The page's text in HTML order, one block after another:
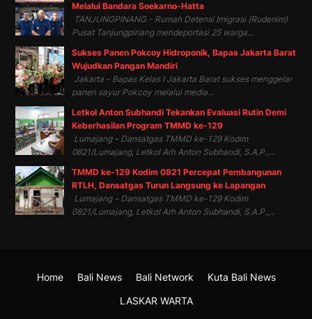
Melalui Bandara Soekarno-Hatta
TANJUNGPINANG - Rumah Detensi Imigrasi (Rudenim)
Pusat Tanjungpinang mendeportasi 25 warga...
Sukses Panen Pokcoy Hidroponik, Bapas Jakarta Barat
Wujudkan Pangan Mandiri
Jakarta - Bapas Kelas I Jakarta Barat sukses menggelar
panen sayur Pokcoy melalui media...
Letkol Anton Subhandi Tekankan Evaluasi Rutin Demi
Keberhasilan Program TMMD ke-129
Lumajang – Dansatgas TMMD ke-129 Kodim
0821/Lumajang, Letkol Arh Anton Subhandi, S.A.P.,...
TMMD ke-129 Kodim 0821 Percepat Pembangunan
RTLH, Dansatgas Turun Langsung ke Lapangan
Lumajang – Dansatgas TMMD ke-129 Kodim
0821/Lumajang, Letkol Arh Anton Subhandi, S.A.P.,...
LASKAR WARTA
Home Bali News Bali Network Kuta Bali News